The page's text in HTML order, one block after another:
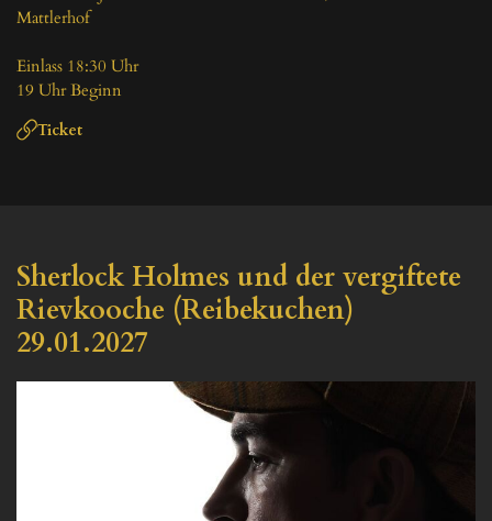
Mattlerhof
Einlass 18:30 Uhr
19 Uhr Beginn
Ticket
Sherlock Holmes und der vergiftete
Rievkooche (Reibekuchen)
29.01.2027